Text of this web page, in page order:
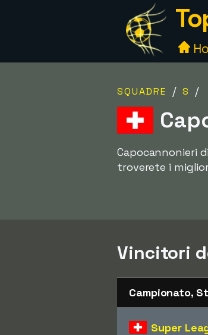
SQUADRE / S /
Capocannonieri di
troverete i
Vincitori
Campionato,
Super